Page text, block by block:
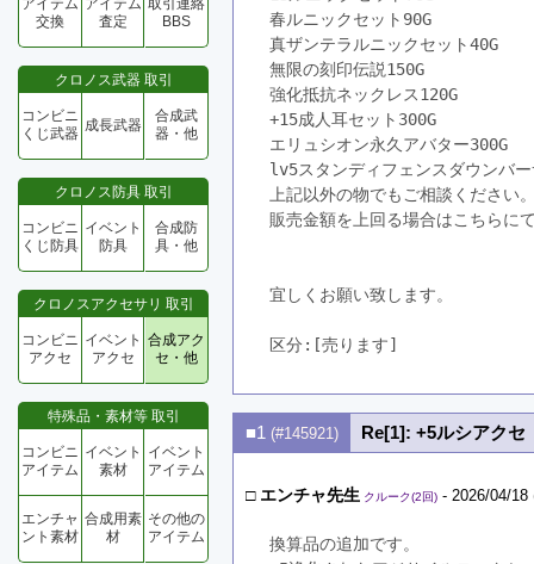
アイテム
交換
アイテム
査定
取引連絡
BBS
クロノス武器 取引
コンビニ
くじ武器 成長武器
合成武
器・他
クロノス防具 取引
コンビニ
くじ防具
イベント
防具
合成防
具・他
クロノスアクセサリ 取引
コンビニ
アクセ
イベント
アクセ
合成アク
セ・他
特殊品・素材等 取引
コンビニ
アイテム
イベント
素材
イベント
アイテム
エンチャ
ント素材
合成用素
材
その他の
アイテム
春ルニックセット90G
真ザンテラルニックセット40G
無限の刻印伝説150G
強化抵抗ネックレス120G
+15成人耳セット300G
エリュシオン永久アバター300G
lv5スタンディフェンスダウンバ
上記以外の物でもご相談ください
販売金額を上回る場合はこちらに
宜しくお願い致します。
区分:[売ります]
■1 (#145921) Re[1]: +5ルシアク
□ エンチャ先生 クルーク(2回) - 2026/04/
換算品の追加です。